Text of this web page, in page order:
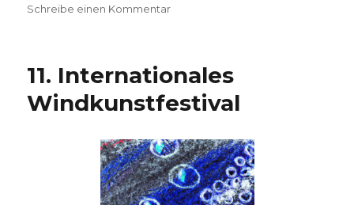
am
Schreibe einen Kommentarzu
11. Internationales
Windkunstfestival